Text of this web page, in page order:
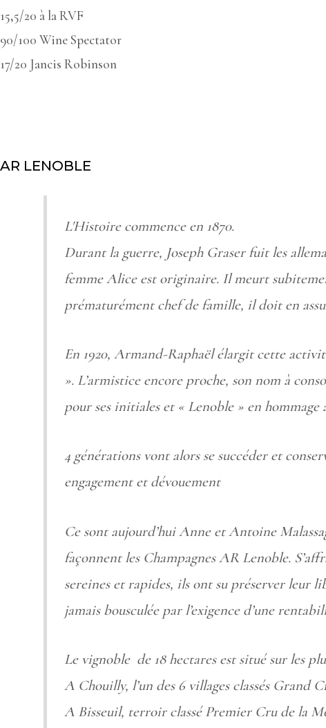
15,5/20 à la RVF
90/100 Wine Spectator
17/20 Jancis Robinson
AR LENOBLE
L'Histoire commence en 1870.
Durant la guerre, Joseph Graser fuit les
femme Alice est originaire. Il meurt
prématurément chef de famille, il doit en
En 1920, Armand-Raphaël élargit cette
». L’armistice encore proche, son nom à
pour ses initiales et « Lenoble » en hommage
4 générations vont alors se succéder et
engagement et dévouement
Ce sont aujourd’hui Anne et Antoine
façonnent les Champagnes AR Lenoble.
sereines et rapides, ils ont su préserver leur
jamais bousculée par l’exigence d’une
Le vignoble de 18 hectares est situé sur les
A Chouilly, l’un des 6 villages classés Grand
A Bisseuil, terroir classé Premier Cru de la